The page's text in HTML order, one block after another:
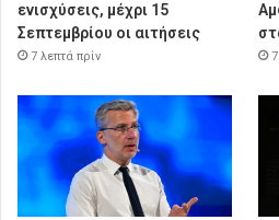
ενισχύσεις, μέχρι 15
Σεπτεμβρίου οι αιτήσεις
7 λεπτά πρίν